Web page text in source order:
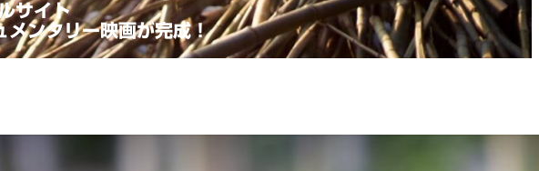
サイト
メンタリー映画が完成！